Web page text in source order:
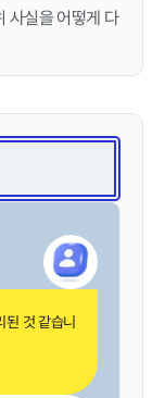
사실을 어떻게 다
된 것 같습니